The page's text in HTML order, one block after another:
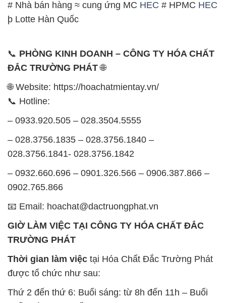
– 028.3756.1835 – 028.3756.1840 –
– 0932.660.696 – 0901.326.566 – 0906.387.866 –
0902.765.866
📧 Email: hoachat@dactruongphat.vn
GIỜ LÀM VIỆC TẠI CÔNG TY HÓA CHẤT ĐẮC
TRƯỜNG PHÁT
Thời gian làm việctại Hóa Chất Đắc Trường Phát
được tổ chức như sau:
Thứ 2 đến thứ 6: Buổi sáng: từ 8h đến 11h – Buổi
chiều: từ 12h30 đến 17h
Thứ 7: Buổi sáng: từ 8h đến 11h – Buổi chiều: từ
Chủ nhật: Nghỉ chủ nhật hàng tuần
Chúng tôi rất trân trọng thời gian và cam kết tuân
thủ giờ làm việc để đảm bảo sự hỗ trợ tốt nhất cho
nhất của nhân viên.